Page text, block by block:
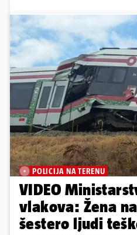
POLICIJA NA TERENU
VIDEO
vlakova: Žena
šestero ljudi